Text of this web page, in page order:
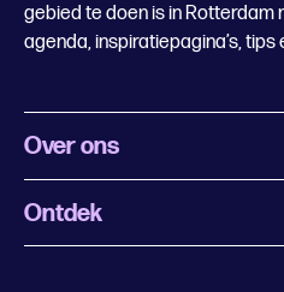
gebied te doen is in Rotterdam
agenda, inspiratiepagina’s,
Over ons
Wat is Uitagenda Rotterdam
Ontdek